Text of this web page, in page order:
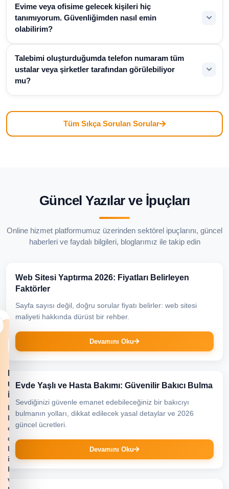
Evime veya ofisime gelecek kişileri hiç
tanımıyorum. Güvenliğimden nasıl emin
olabilirim?
Talebimi oluşturduğumda telefon numaram tüm
ustalar veya şirketler tarafından görülebiliyor
mu?
Tüm Sıkça Sorulan Sorular
Güncel Yazılar ve İpuçları
Online hizmet platformumuz üzerinden sektörel ipuçlarını, güncel
haberleri ve faydalı bilgileri, bloglarımız ile takip edin
Web Sitesi Yaptırma 2026: Fiyatları Belirleyen
Faktörler
Sayfa sayısı değil, doğru sorular fiyatı belirler: web sitesi
maliyeti hakkında dürüst bir rehber.
Devamını Oku
Evde Yaşlı ve Hasta Bakımı: Güvenilir Bakıcı Bulma
Sevdiğinizi güvenle emanet edebileceğiniz bir bakıcıyı
bulmanın yolları, dikkat edilecek yasal detaylar ve 2026
güncel ücretleri.
Devamını Oku
Her
İş
Cepte
Mobil
uygulamayı
indir
hızlı
erişim,
daha
iş
bulma
ve